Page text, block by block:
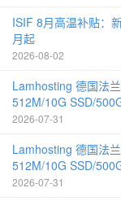
ISIF 8月高温补贴：
月起
2026-08-02
Lamhosting 德国法
512M/10G SSD/
2026-07-31
Lamhosting 德国法
512M/10G SSD/
2026-07-31